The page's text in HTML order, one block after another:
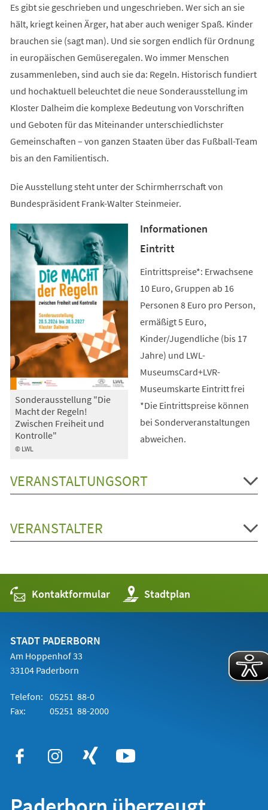
Es gibt sie geschrieben und ungeschrieben. Wer sich an sie
hält, kriegt keinen Ärger, hat aber auch weniger Spaß. Kinder
brauchen sie (sagt man). Und sie sorgen endlich für Ordnung
in europäischen Gemüseregalen. Wo immer Menschen
zusammenleben, sind auch sie da: Regeln. Historisch fundiert
und hochaktuell beleuchtet die neue Sonderausstellung im
Kloster Dalheim die komplexe Bedeutung von Vorschriften
und Geboten für das Miteinander unterschiedlichster
Gemeinschaften – von ganzen Staaten über das Fußball-Team
bis an den Familientisch.
Die Ausstellung steht unter der Schirmherrschaft von
Bundespräsident Frank-Walter Steinmeier.
© LWL
Sonderausstellung "Die
Macht der Regeln!
Zwischen Freiheit und
Kontrolle"
Informationen
Eintritt
Eintrittspreise*: Erwachsene
10 Euro, Gruppen ab 16
Personen 8 Euro pro Person,
ermäßigt 5 Euro,
Kinder/Jugendliche (bis 17
Jahre) und LWL-
MuseumsCard+LVR-
Museumskarte Eintritt frei
*Die Eintrittspreise können
bei Sonderveranstaltungen
abweichen.
VERANSTALTUNGSORT
VERANSTALTER
Kontaktformular Stadtplan
(Öffnet
in
einem
STADT PADERBORN
Am Hoppenhof 33
33104 Paderborn
Telefon: 05251 88-0
Fax:
05251 88-2000